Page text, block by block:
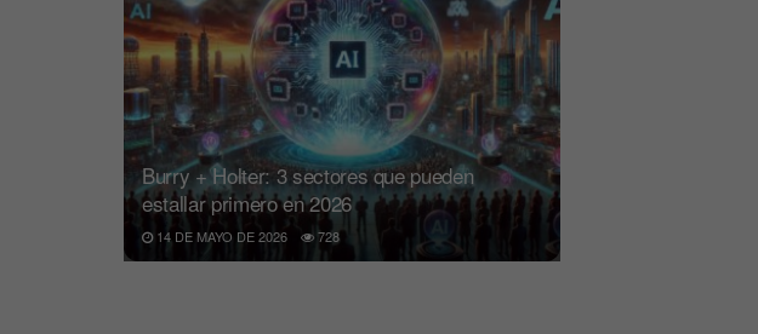
Burry + Holter: 3 sectores que pueden
estallar primero en 2026
14 DE MAYO DE 2026 728